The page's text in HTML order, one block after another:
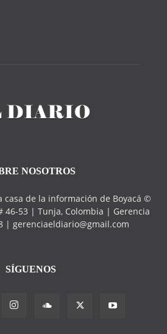
NOSOTROS
casa de la información de Boyacá ©
46-53 | Tunja, Colombia | Gerencia
| gerenciaeldiario@gmail.com
SÍGUENOS